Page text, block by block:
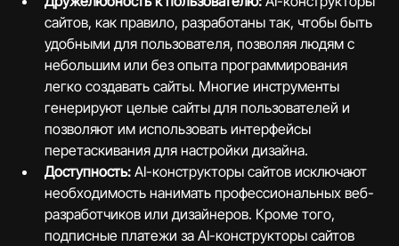
сайтов, как правило, разработаны так, чтобы быть
удобными для пользователя, позволяя людям с
небольшим или без опыта программирования
легко создавать сайты. Многие инструменты
генерируют целые сайты для пользователей и
позволяют им использовать интерфейсы
перетаскивания для настройки дизайна.
Доступность: AI-конструкторы сайтов исключают
необходимость нанимать профессиональных веб-
разработчиков или дизайнеров. Кроме того,
подписные платежи за AI-конструкторы сайтов